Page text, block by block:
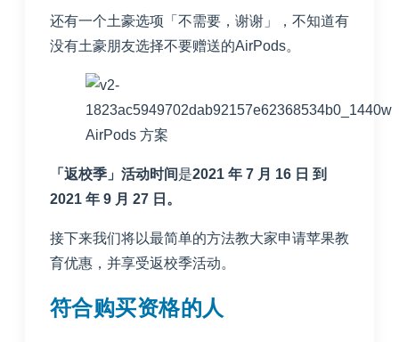
还有一个土豪选项「不需要，谢谢」，不知道有
没有土豪朋友选择不要赠送的AirPods。
AirPods 方案
「返校季」活动时间是2021 年 7 月 16 日 到
2021 年 9 月 27 日。
接下来我们将以最简单的方法教大家申请苹果教
育优惠，并享受返校季活动。
符合购买资格的人